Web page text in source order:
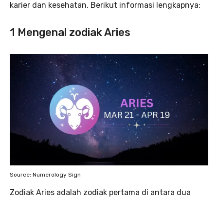
karier dan kesehatan. Berikut informasi lengkapnya:
1 Mengenal zodiak Aries
Source: Numerology Sign
Zodiak Aries adalah zodiak pertama di antara dua